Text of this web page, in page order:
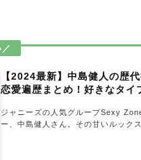
【2024最新】中島健人の歴
恋愛遍歴まとめ！好きなタイ
ジャニーズの人気グループSexy
ー、中島健人さん。その甘いルックス